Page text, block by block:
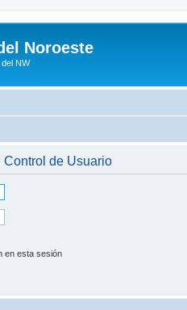
Noroeste
NW
Control de Usuario
en esta sesión